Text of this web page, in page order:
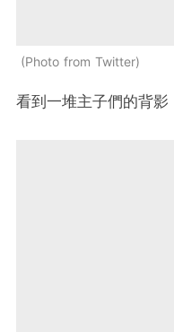
Photo from Twitter
看到一堆主子們的背影